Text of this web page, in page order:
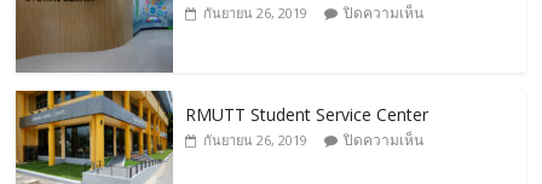
กันยายน 26, 2019 ปิดความเห็น
RMUTT Student Service Center
กันยายน 26, 2019 ปิดความเห็น